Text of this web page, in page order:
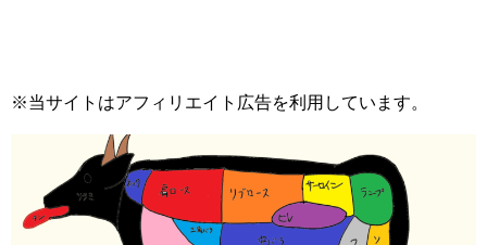
※当サイトはアフィリエイト広告を利用しています。